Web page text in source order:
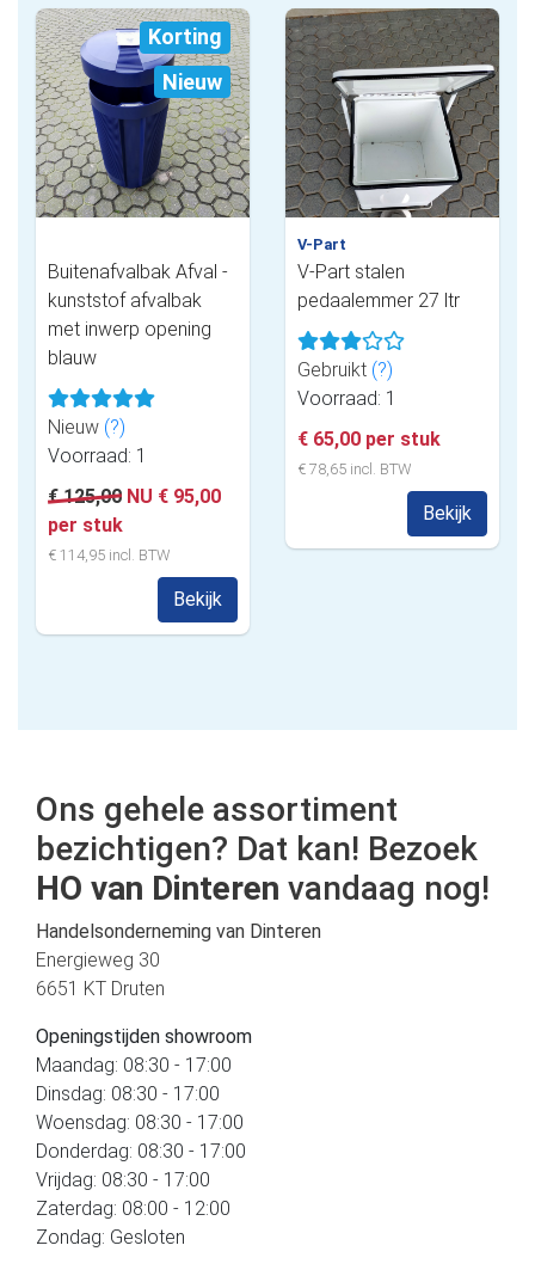
Korting
Nieuw
Buitenafvalbak Afval -
kunststof afvalbak
met inwerp opening
blauw
Nieuw (?)
Voorraad: 1
€ 125,00 NU € 95,00
per stuk
€ 114,95 incl. BTW
Bekijk
V-Part
V-Part stalen
pedaalemmer 27 ltr
Gebruikt (?)
Voorraad: 1
€ 65,00 per stuk
€ 78,65 incl. BTW
Bekijk
Ons gehele assortiment
bezichtigen? Dat kan! Bezoek
HO van Dinteren vandaag nog!
Handelsonderneming van Dinteren
Energieweg 30
6651 KT Druten
Openingstijden showroom
Maandag: 08:30 - 17:00
Dinsdag: 08:30 - 17:00
Woensdag: 08:30 - 17:00
Donderdag: 08:30 - 17:00
Vrijdag: 08:30 - 17:00
Zaterdag: 08:00 - 12:00
Zondag: Gesloten